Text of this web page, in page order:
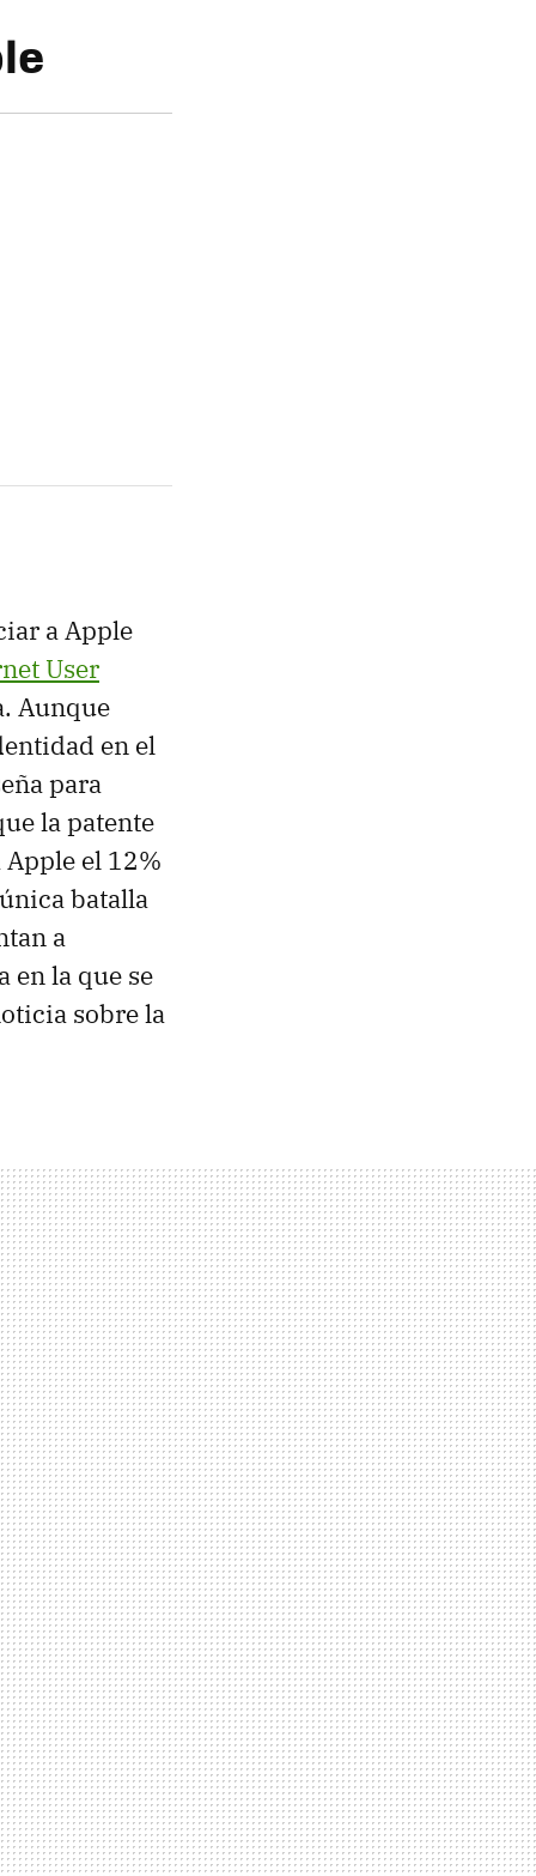
a Apple
User
Aunque
en el
para
la patente
el 12%
batalla
a
en la que se
sobre la